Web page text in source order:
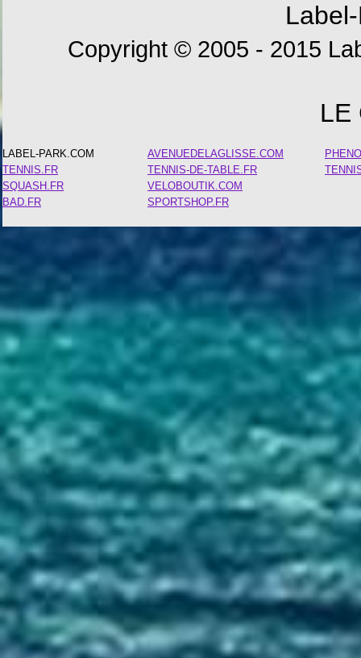
Copyright © 2005 - 2015
LE
LABEL-PARK.COM
TENNIS.FR
SQUASH.FR
BAD.FR
AVENUEDELAGLISSE.COM
TENNIS-DE-TABLE.FR
VELOBOUTIK.COM
SPORTSHOP.FR